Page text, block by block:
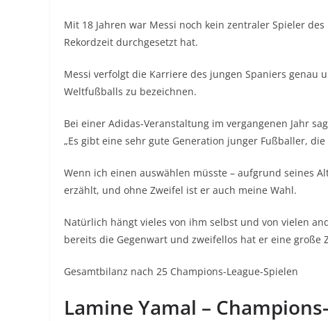
Mit 18 Jahren war Messi noch kein zentraler Spieler des
Rekordzeit durchgesetzt hat.
Messi verfolgt die Karriere des jungen Spaniers genau
Weltfußballs zu bezeichnen.
Bei einer Adidas-Veranstaltung im vergangenen Jahr
„Es gibt eine sehr gute Generation junger Fußballer,
Wenn ich einen auswählen müsste – aufgrund seines
erzählt, und ohne Zweifel ist er auch meine Wahl.
Natürlich hängt vieles von ihm selbst und von vielen
bereits die Gegenwart und zweifellos hat er eine große
Gesamtbilanz nach 25 Champions-League-Spielen
Lamine Yamal –